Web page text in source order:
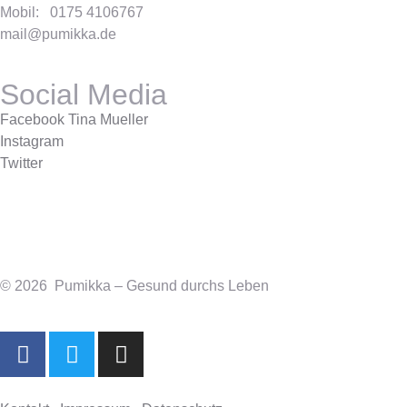
Mobil: 0175 4106767
mail@pumikka.de
Social Media
Facebook Tina Mueller
Instagram
Twitter
© 2026 Pumikka – Gesund durchs Leben